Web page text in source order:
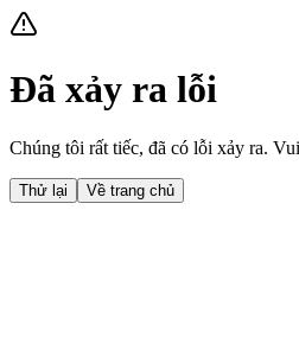
Đã xảy ra lỗi
Chúng tôi rất tiếc, đã có lỗi xảy ra.
Thử lại Về trang chủ